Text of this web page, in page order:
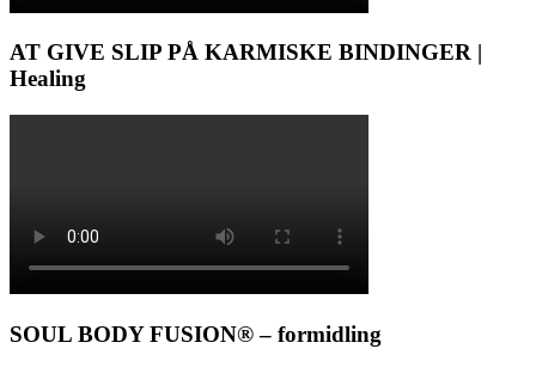
AT GIVE SLIP PÅ KARMISKE BINDINGER |
Healing
SOUL BODY FUSION® – formidling